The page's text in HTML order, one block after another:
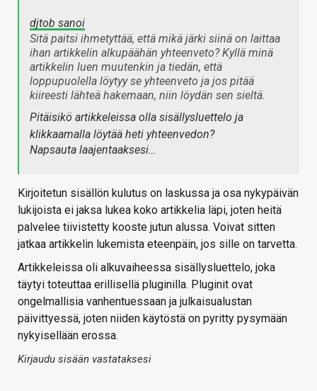
djtob sanoi
Sitä paitsi ihmetyttää, että mikä järki siinä on laittaa
ihan artikkelin alkupäähän yhteenveto? Kyllä minä
artikkelin luen muutenkin ja tiedän, että
loppupuolella löytyy se yhteenveto ja jos pitää
kiireesti lähteä hakemaan, niin löydän sen sieltä.
Pitäisikö artikkeleissa olla sisällysluettelo ja
klikkaamalla löytää heti yhteenvedon?
Napsauta laajentaaksesi…
Kirjoitetun sisällön kulutus on laskussa ja osa nykypäivän
lukijoista ei jaksa lukea koko artikkelia läpi, joten heitä
palvelee tiivistetty kooste jutun alussa. Voivat sitten
jatkaa artikkelin lukemista eteenpäin, jos sille on tarvetta.
Artikkeleissa oli alkuvaiheessa sisällysluettelo, joka
täytyi toteuttaa erillisellä pluginilla. Pluginit ovat
ongelmallisia vanhentuessaan ja julkaisualustan
päivittyessä, joten niiden käytöstä on pyritty pysymään
nykyisellään erossa.
Kirjaudu sisään vastataksesi